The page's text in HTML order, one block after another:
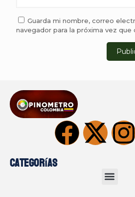
Guarda mi nombre, correo
navegador para la próxima vez que
Categorías